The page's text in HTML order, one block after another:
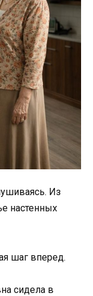
Из
настенных
шаг вперед.
сидела в